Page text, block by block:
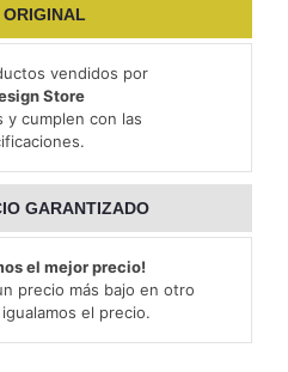
ORIGINAL
vendidos por
Store
y cumplen con las
GARANTIZADO
el mejor precio!
precio más bajo en otro
el precio.